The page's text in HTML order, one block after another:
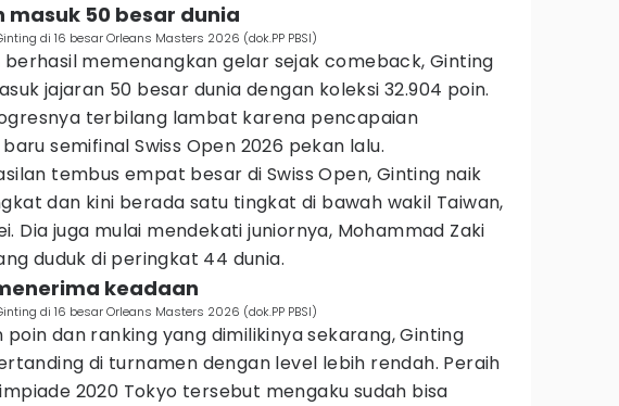
masuk 50 besar dunia
di 16 besar Orleans Masters 2026 (dok.PP PBSI)
berhasil memenangkan gelar sejak comeback, Ginting
jajaran 50 besar dunia dengan koleksi 32.904 poin.
terbilang lambat karena pencapaian
semifinal Swiss Open 2026 pekan lalu.
tembus empat besar di Swiss Open, Ginting naik
dan kini berada satu tingkat di bawah wakil Taiwan,
Dia juga mulai mendekati juniornya, Mohammad Zaki
duduk di peringkat 44 dunia.
keadaan
di 16 besar Orleans Masters 2026 (dok.PP PBSI)
poin dan ranking yang dimilikinya sekarang, Ginting
di turnamen dengan level lebih rendah. Peraih
2020 Tokyo tersebut mengaku sudah bisa